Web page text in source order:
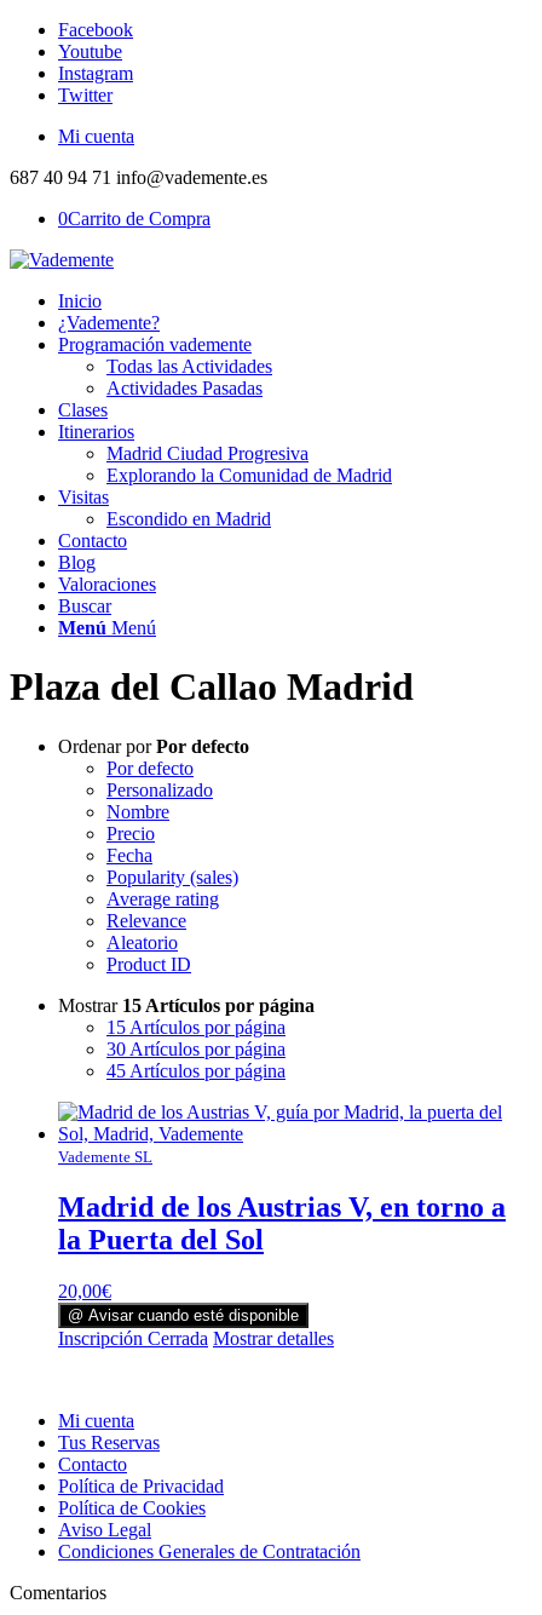
Facebook
Youtube
Instagram
Twitter
Mi cuenta
687 40 94 71 info@vademente.es
0Carrito de Compra
Inicio
¿Vademente?
Programación vademente
Todas las Actividades
Actividades Pasadas
Clases
Itinerarios
Madrid Ciudad Progresiva
Explorando la Comunidad de Madrid
Visitas
Escondido en Madrid
Contacto
Blog
Valoraciones
Buscar
Menú Menú
Plaza del Callao Madrid
Ordenar porPor defecto
Por defecto
Personalizado
Nombre
Precio
Fecha
Popularity (sales)
Average rating
Relevance
Aleatorio
Product ID
Mostrar 15 Artículos por página
15 Artículos por página
30 Artículos por página
45 Artículos por página
Vademente SL
Madrid de los Austrias V, en torno a
la Puerta del Sol
20,00€
@ Avisar cuando esté disponible
Inscripción Cerrada Mostrar detalles
Mi cuenta
Tus Reservas
Contacto
Política de Privacidad
Política de Cookies
Aviso Legal
Condiciones Generales de Contratación
Comentarios